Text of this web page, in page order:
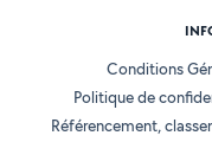
Conditions
Politique de
Référencement,